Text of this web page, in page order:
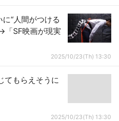
“人間がつける
「SF映画が現実
2025/10/23(Th) 13:30
てもらえそうに
2025/10/23(Th) 13:30